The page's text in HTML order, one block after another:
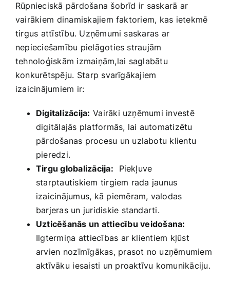
Rūpnieciskā pārdošana šobrīd ir saskarā ar ​
vairākiem ⁣dinamiskajiem‍ faktoriem, kas ietekmē
tirgus attīstību. Uzņēmumi saskaras ar
nepieciešamību pielāgoties straujām ​
tehnoloģiskām izmaiņām,lai ⁣saglabātu
konkurētspēju.⁢ Starp svarīgākajiem
izaicinājumiem ir:
Digitalizācija: ⁢Vairāki uzņēmumi investē
‌digitālajās platformās, lai automatizētu
pārdošanas procesu un‌ uzlabotu klientu
pieredzi.
Tirgu globalizācija: ⁢ Piekļuve
starptautiskiem tirgiem rada jaunus
izaicinājumus, kā piemēram, valodas
barjeras un juridiskie ‍standarti.
Uzticēšanās un attiecību⁢ veidošana:
Ilgtermiņa ⁢attiecības ar klientiem kļūst
arvien⁢ nozīmīgākas, prasot no uzņēmumiem
aktīvāku ⁤iesaisti un proaktīvu komunikāciju.